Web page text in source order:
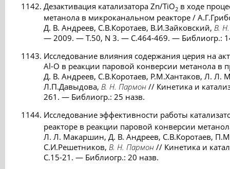
Дезактивация катализатора Zn/TiO2 в ходе
метанола в микроканальном реакторе /
Д. В. Андреев, С.В.Коротаев, В.И.Зайковский, В.
— 2009. — Т.50, N 3. — С.464-469. — Библиогр.:
Исследование влияния содержания церия на
Al-O в реакции паровой конверсии метанола в
Д. В. Андреев, С.В.Коротаев, Р.М.Хантаков, Л. Л.
Л.П.Давыдова, В. Н. Пармон // Кинетика и
261. — Библиогр.: 25 назв.
Исследование эффективности работы
реакторе в реакции паровой конверсии
Л. Л. Макаршин, Д. В. Андреев, С.В.Коротаев,
С.И.Решетников, В. Н. Пармон // Кинетика и
С.15-21. — Библиогр.: 20 назв.